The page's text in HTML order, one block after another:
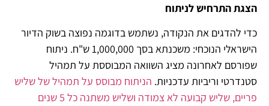
הצגת התרחיש לניתוח
כדי להדגים את הנקודה, נשתמש בדוגמה נפוצה בשוק הדיור
הישראלי הנוכחי: משכנתא בסך 1,000,000 ש"ח. ניתוח
שפורסם לאחרונה מציג השוואה המבוססת על תמהיל
סטנדרטי וריביות עדכניות. הניתוח מבוסס על תמהיל של שליש
פריים, שליש קבועה לא צמודה ושליש משתנה כל 5 שנים